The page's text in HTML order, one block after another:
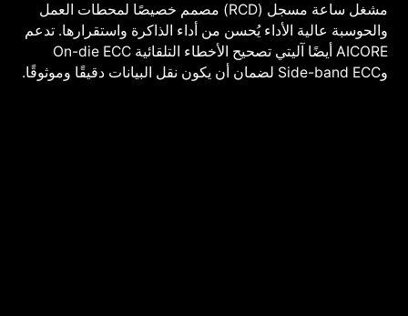
مشغل ساعة مسجل (RCD) مصمم خصيصًا لمحطات العمل
والحوسبة عالية الأداء يُحسن من أداء الذاكرة واستقرارها. تدعم
AICORE أيضًا آليتي تصحيح الأخطاء التلقائية On-die ECC
وSide-band ECC لضمان أن يكون نقل البيانات دقيقًا وموثوقًا.